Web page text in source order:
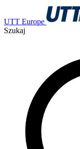
UTT Europe
Szukaj